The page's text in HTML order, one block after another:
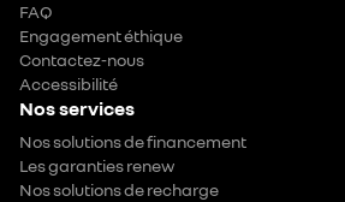
FAQ
Engagement éthique
Contactez-nous
Accessibilité
Nos services
Nos solutions de financement
Les garanties renew
Nos solutions de recharge